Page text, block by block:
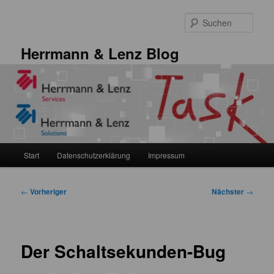
Herrmann & Lenz Blog
Start Datenschutzerklärung Impressum
Beitragsnavigation
← Vorheriger Nächster →
Der Schaltsekunden-Bug